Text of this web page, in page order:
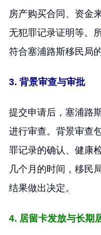
房产购买合同、资金
无犯罪记录证明等。
符合塞浦路斯移民局
3. 背景审查与审批
提交申请后，塞浦路
进行审查。背景审查
罪记录的确认、健康
几个月的时间，移民
结果做出决定。
4. 居留卡发放与长期